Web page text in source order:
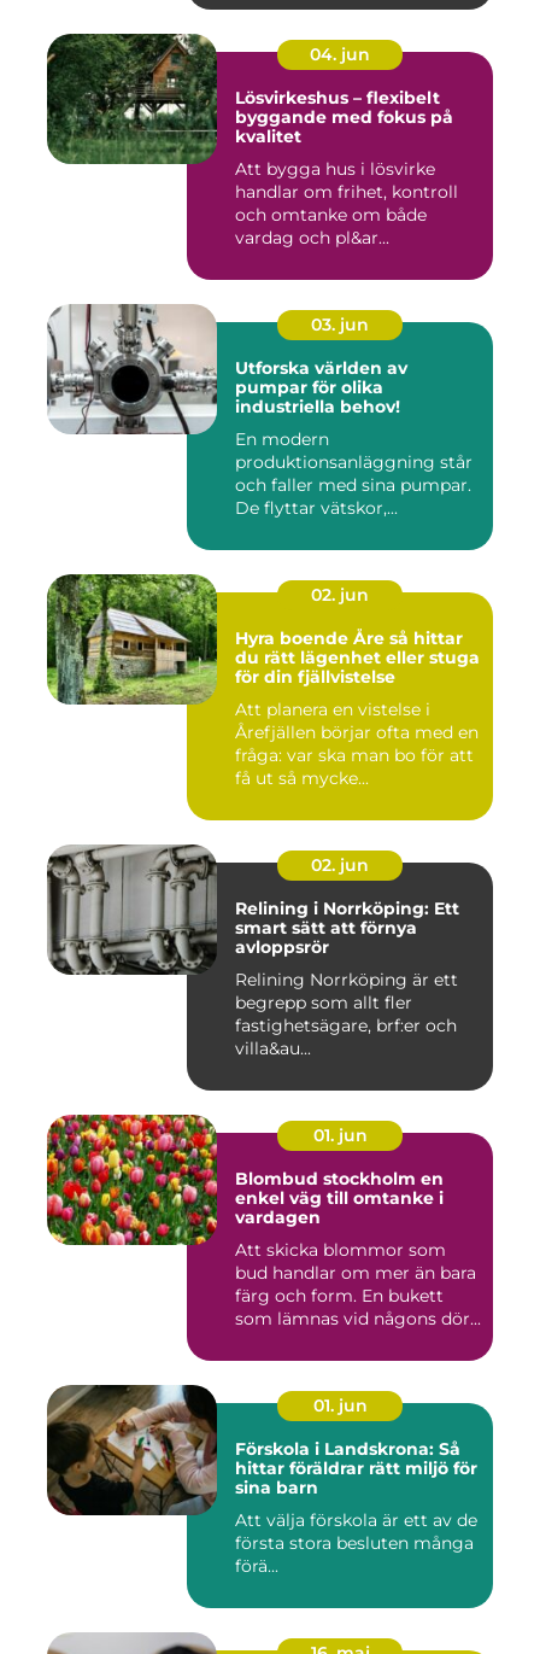
04. jun
Lösvirkeshus – flexibelt
byggande med fokus på
kvalitet
Att bygga hus i lösvirke
handlar om frihet, kontroll
och omtanke om både
vardag och pl&ar...
03. jun
Utforska världen av
pumpar för olika
industriella behov!
En modern
produktionsanläggning står
och faller med sina pumpar.
De flyttar vätskor,...
02. jun
Hyra boende Åre så hittar
du rätt lägenhet eller stuga
för din fjällvistelse
Att planera en vistelse i
Årefjällen börjar ofta med en
fråga: var ska man bo för att
få ut så mycke...
02. jun
Relining i Norrköping: Ett
smart sätt att förnya
avloppsrör
Relining Norrköping är ett
begrepp som allt fler
fastighetsägare, brf:er och
villa&au...
01. jun
Blombud stockholm en
enkel väg till omtanke i
vardagen
Att skicka blommor som
bud handlar om mer än bara
färg och form. En bukett
som lämnas vid någons dör...
01. jun
Förskola i Landskrona: Så
hittar föräldrar rätt miljö för
sina barn
Att välja förskola är ett av de
första stora besluten många
förä...